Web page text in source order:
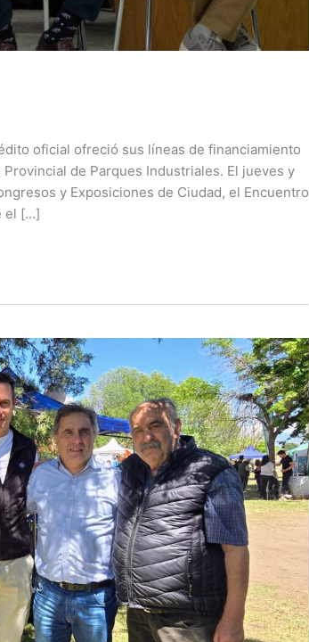
oficial ofreció sus líneas de financiamiento
de Parques Industriales. El jueves y
y Exposiciones de Ciudad, el Encuentro
el […]